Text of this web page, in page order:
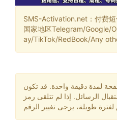
SMS-Activation.net：付费
国家地区Telegram/Google/
ay/TikTok/RedBook/Any
لمدة دقيقة واحدة. قد تكون
الرسائل. إذا لم تتلقى رمز